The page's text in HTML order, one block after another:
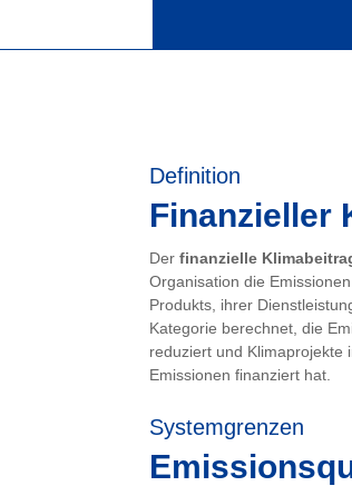
Definition
Finanzieller
Der finanzielle
Organisation die
Produkts, ihrer
Kategorie berechnet, die
reduziert und Klimaprojekte
Emissionen finanziert hat.
Systemgrenzen